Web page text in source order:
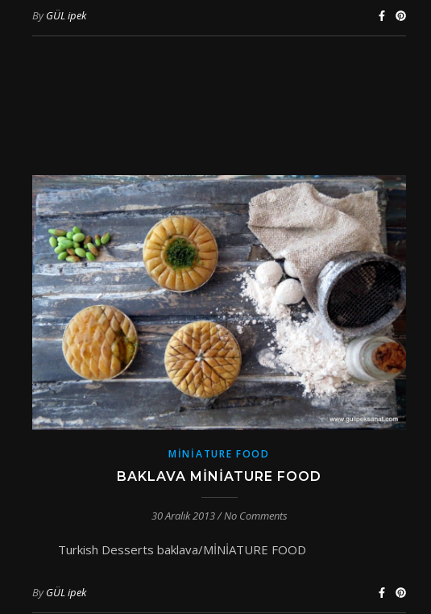
ByGÜL ipek
MINIATURE FOOD
BAKLAVA MINIATURE FOOD
30 Aralık 2013/No Comments
Turkish Desserts baklava/MİNİATURE FOOD
ByGÜL ipek